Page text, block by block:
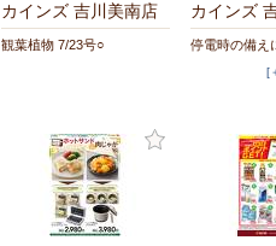
カインズ 吉川美南店
観葉植物 7/23号○
カインズ
停電時の備え
[